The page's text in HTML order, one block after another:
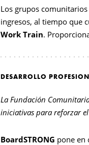
Los grupos
ingresos, al tiempo que
Work Train.
DESARROLLO
La Fundación
iniciativas para reforzar
BoardSTRONG pone en